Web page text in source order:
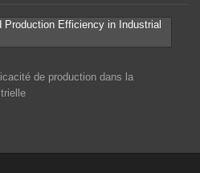
de production dans la